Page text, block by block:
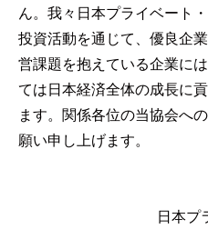
ん。我々日本プライベート
投資活動を通じて、優良企
営課題を抱えている企業に
ては日本経済全体の成長に
ます。関係各位の当協会へ
願い申し上げます。
日本プ